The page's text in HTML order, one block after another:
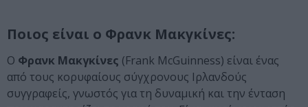
Ποιος είναι ο Φρανκ Μακγκίνες:
Ο Φρανκ Μακγκίνες (Frank McGuinness) είναι ένας
από τους κορυφαίους σύγχρονους Ιρλανδούς
συγγραφείς, γνωστός για τη δυναμική και την ένταση